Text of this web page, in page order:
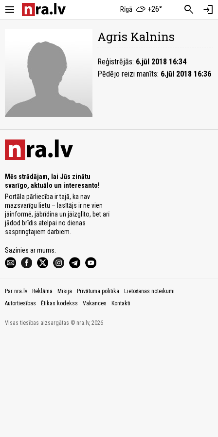
menu Rīgā +26° search login
Agris Kalnins
Reģistrējās: 6.jūl 2018 16:34
Pēdējo reizi manīts: 6.jūl 2018 16:36
Mēs strādājam, lai Jūs zinātu
svarīgo, aktuālo un interesanto!
Portāla pārliecība ir tajā, ka nav
mazsvarīgu lietu – lasītājs ir ne vien
jāinformē, jābrīdina un jāizglīto, bet arī
jādod brīdis atelpai no dienas
saspringtajiem darbiem.
Sazinies ar mums:
Par nra.lv Reklāma Misija Privātuma politika
Lietošanas noteikumi
Autortiesības
Ētikas kodekss Vakances Kontakti
Visas tiesības aizsargātas © nra.lv, 2026